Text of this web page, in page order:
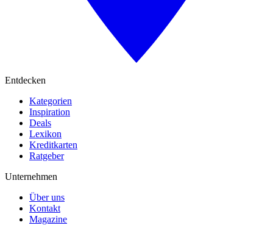
Entdecken
Kategorien
Inspiration
Deals
Lexikon
Kreditkarten
Ratgeber
Unternehmen
Über uns
Kontakt
Magazine